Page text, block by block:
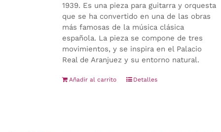
1939. Es una pieza para guitarra y orquesta
que se ha convertido en una de las obras
más famosas de la música clásica
española. La pieza se compone de tres
movimientos, y se inspira en el Palacio
Real de Aranjuez y su entorno natural.
Añadir al carrito Detalles